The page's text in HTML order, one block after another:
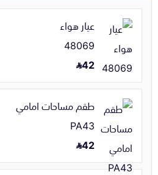
عيار هواء
48069
42
طقم مساحات امامي
PA43
42